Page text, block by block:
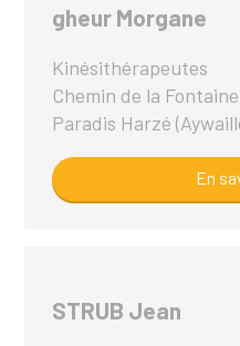
gheur Morgane
Kinésithérapeutes
Chemin de la
Paradis Harzé
En
STRUB Jean